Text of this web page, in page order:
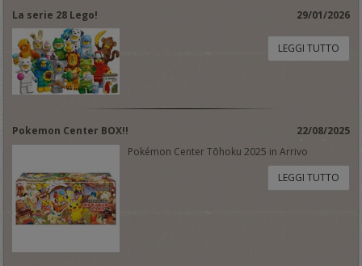
La serie 28 Lego! 29/01/2026
LEGGI TUTTO
Pokemon Center BOX!!
22/08/2025
Pokémon Center Tōhoku 2025 in Arrivo
LEGGI TUTTO